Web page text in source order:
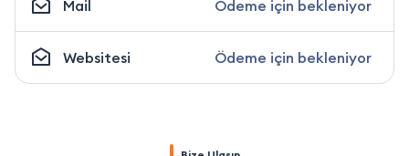
Mail Ödeme için bekleniyor
Websitesi Ödeme için bekleniyor